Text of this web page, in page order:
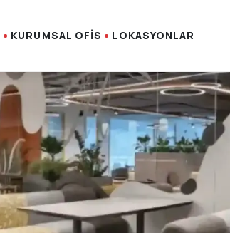
KURUMSAL OFİS LOKASYONLAR